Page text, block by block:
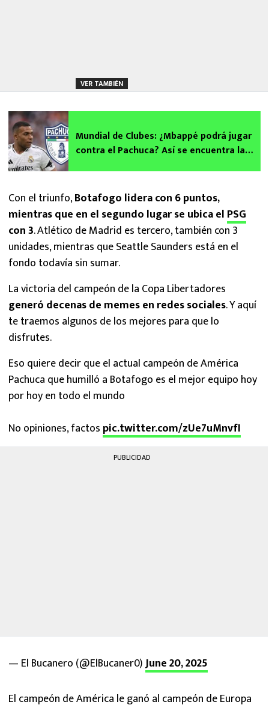
VER TAMBIÉN
Mundial de Clubes: ¿Mbappé podrá jugar
contra el Pachuca? Así se encuentra la
Con el triunfo,Botafogo lidera con 6 puntos,
mientras que en el segundo lugar se ubica el PSG
con 3. Atlético de Madrid es tercero, también con 3
unidades, mientras que Seattle Saunders está en el
fondo todavía sin sumar.
La victoria del campeón de la Copa Libertadores
generó decenas de memes en redes sociales. Y aquí
te traemos algunos de los mejores para que lo
disfrutes.
Eso quiere decir que el actual campeón de América
Pachuca que humilló a Botafogo es el mejor equipo hoy
por hoy en todo el mundo
No opiniones, factos pic.twitter.com/zUe7uMnvfI
PUBLICIDAD
— El Bucanero (@ElBucaner0)June 20, 2025
El campeón de América le ganó al campeón de Europa